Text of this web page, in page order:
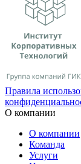
Правила
О компании
О компании
Команда
Услуги